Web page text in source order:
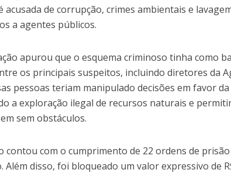
acusada de corrupção, crimes ambientais e
a agentes públicos.
apurou que o esquema criminoso tinha como
os principais suspeitos, incluindo diretores da
pessoas teriam manipulado decisões em favor
a exploração ilegal de recursos naturais e
sem obstáculos.
contou com o cumprimento de 22 ordens de
Além disso, foi bloqueado um valor expressivo de